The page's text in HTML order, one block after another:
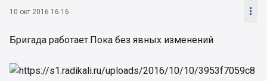
10 окт 2016 16:16 
Бригада работает.Пока без явных изменений